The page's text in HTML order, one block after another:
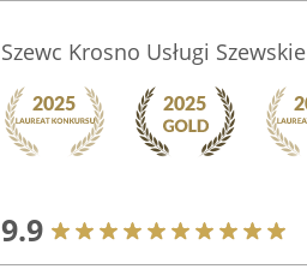
Szewc Krosno Usługi Szewskie
9.9